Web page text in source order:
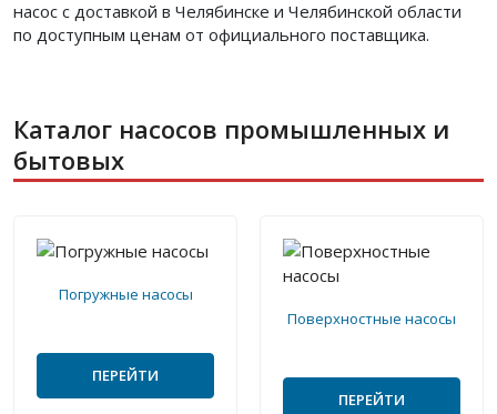
насос с доставкой в Челябинске и Челябинской области
по доступным ценам от официального поставщика.
Каталог насосов промышленных и
бытовых
Погружные насосы
ПЕРЕЙТИ
Поверхностные насосы
ПЕРЕЙТИ